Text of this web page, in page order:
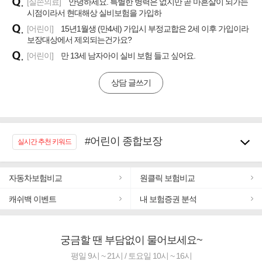
시점이라서 현대해상 실비보험을 가입하
[어린이]
15년1월생 (만4세) 가입시 부정교합은 2세 이후 가입이라
보장대상에서 제외되는건가요?
[어린이]
만 13세 남자아이 실비 보험 들고 싶어요.
상담 글쓰기
실시간 추천 키워드
#어린이 종합보장
#우리집 화재, 도난대비
#추천골프보험
#바뀌기전에 4세대 가입
#교통사고대비 운전자보험
자동차보험비교 원클릭 보험비교
캐쉬백 이벤트 내 보험증권 분석
궁금할 땐 부담없이 물어보세요~
평일 9시 ~ 21시 / 토요일 10시 ~ 16시